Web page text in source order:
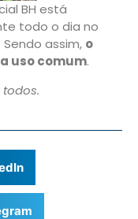
BH está
todo o dia no
assim, o
uso comum.